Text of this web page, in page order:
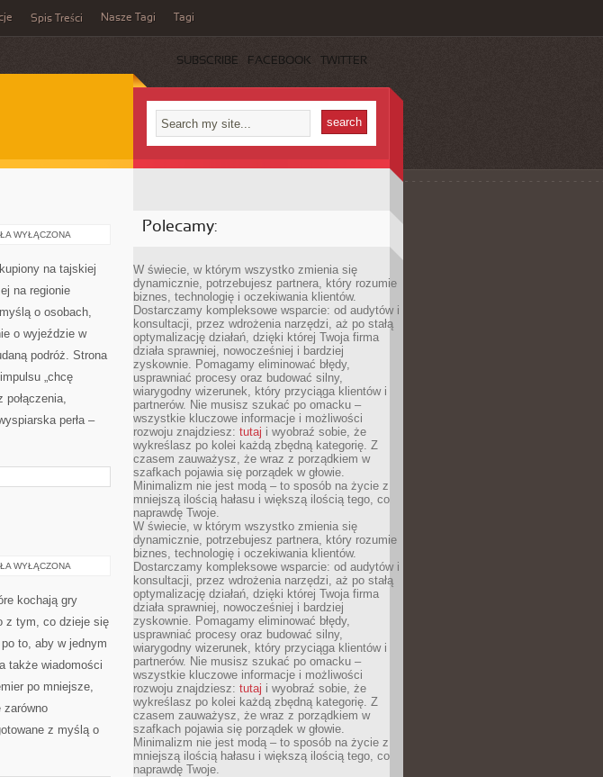
Spis Treści Nasze Tagi Tagi
SUBSCRIBE FACEBOOK TWITTER
WYŁĄCZONA
na tajskiej
na regionie
o osobach,
o wyjeździe w
podróż. Strona
„chcę
perła –
WYŁĄCZONA
kochają gry
z tym, co dzieje się
to, aby w jednym
także wiadomości
po mniejsze,
zarówno
z myślą o
Polecamy:
W świecie, w którym wszystko zmienia się
dynamicznie, potrzebujesz partnera, który rozumie
biznes, technologię i oczekiwania klientów.
Dostarczamy kompleksowe wsparcie: od audytów i
konsultacji, przez wdrożenia narzędzi, aż po stałą
optymalizację działań, dzięki której Twoja firma
działa sprawniej, nowocześniej i bardziej
zyskownie. Pomagamy eliminować błędy,
usprawniać procesy oraz budować silny,
wiarygodny wizerunek, który przyciąga klientów i
partnerów. Nie musisz szukać po omacku –
wszystkie kluczowe informacje i możliwości
rozwoju znajdziesz: tutaj i wyobraź sobie, że
wykreślasz po kolei każdą zbędną kategorię. Z
czasem zauważysz, że wraz z porządkiem w
szafkach pojawia się porządek w głowie.
Minimalizm nie jest modą – to sposób na życie z
mniejszą ilością hałasu i większą ilością tego, co
naprawdę Twoje.
W świecie, w którym wszystko zmienia się
dynamicznie, potrzebujesz partnera, który rozumie
biznes, technologię i oczekiwania klientów.
Dostarczamy kompleksowe wsparcie: od audytów i
konsultacji, przez wdrożenia narzędzi, aż po stałą
optymalizację działań, dzięki której Twoja firma
działa sprawniej, nowocześniej i bardziej
zyskownie. Pomagamy eliminować błędy,
usprawniać procesy oraz budować silny,
wiarygodny wizerunek, który przyciąga klientów i
partnerów. Nie musisz szukać po omacku –
wszystkie kluczowe informacje i możliwości
rozwoju znajdziesz: tutaj i wyobraź sobie, że
wykreślasz po kolei każdą zbędną kategorię. Z
czasem zauważysz, że wraz z porządkiem w
szafkach pojawia się porządek w głowie.
Minimalizm nie jest modą – to sposób na życie z
mniejszą ilością hałasu i większą ilością tego, co
naprawdę Twoje.